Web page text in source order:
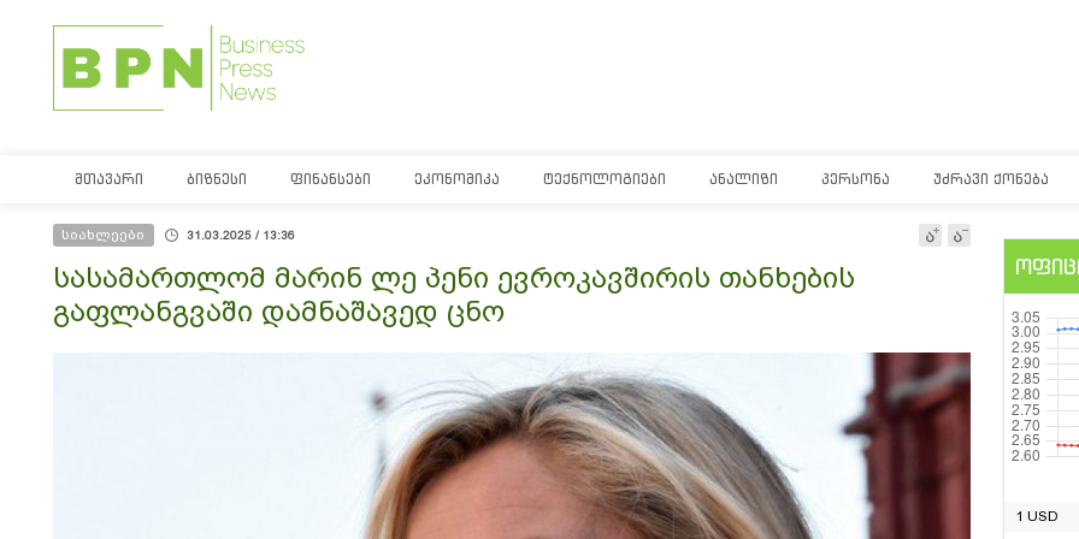
ᲛᲗᲐᲕᲐᲠᲘ ᲑᲘᲖᲜᲔᲡᲘ ᲤᲘᲜᲐᲜᲡᲔᲑᲘ ᲔᲙᲝᲜᲝᲛᲘᲙᲐ ᲢᲔᲥᲜᲝᲚᲝᲒᲘᲔᲑᲘ ᲐᲜᲐᲚᲘᲖᲘ ᲞᲔᲠᲡᲝᲜᲐ ᲣᲫᲠᲐᲕᲘ ᲥᲝᲜᲔᲑᲐ
სიახლეები 31.03.2025 / 13:36
სასამართლომ მარინ ლე პენი ევროკავშირის თანხების
გაფლანგვაში დამნაშავედ ცნო
1 USD